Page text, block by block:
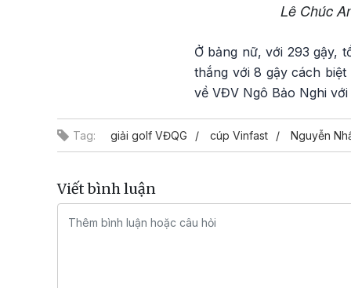
Lê Chúc
Ở bảng nữ, với 293 gậy,
thắng với 8 gậy cách
về VĐV Ngô Bảo Nghi với
Tag: giải golf VĐQG cúp Vinfast Nguyễn
Viết bình luận